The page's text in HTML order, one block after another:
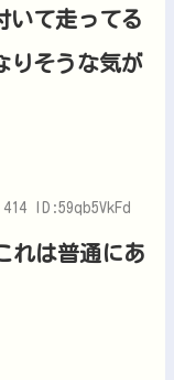
いて走ってる
りそうな気が
ID:59qb5VkFd
れは普通にあ